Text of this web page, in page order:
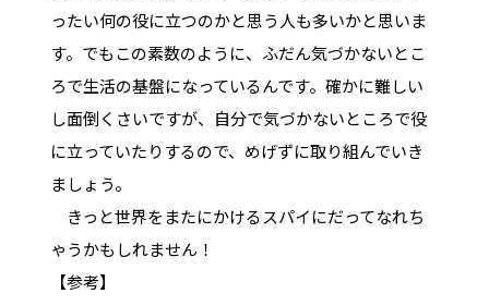
ったい何の役に立つのかと思う人も多いかと思いま
す。でもこの素数のように、ふだん気づかないとこ
ろで生活の基盤になっているんです。確かに難しい
し面倒くさいですが、自分で気づかないところで役
に立っていたりするので、めげずに取り組んでいき
ましょう。
きっと世界をまたにかけるスパイにだってなれち
ゃうかもしれません！
【参考】